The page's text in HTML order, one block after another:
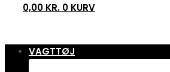
0,00 KR. 0 KURV
VAGTTØJ